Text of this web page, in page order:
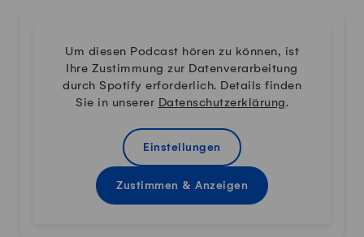
Um diesen Podcast hören zu können, ist
Ihre Zustimmung zur Datenverarbeitung
durch Spotify erforderlich. Details finden
Sie in unserer Datenschutzerklärung.
Einstellungen
Zustimmen & Anzeigen